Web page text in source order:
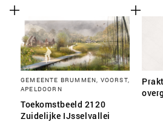
GEMEENTE BRUMMEN, VOORST,
APELDOORN
Toekomstbeeld 2120
Zuidelijke IJsselvallei